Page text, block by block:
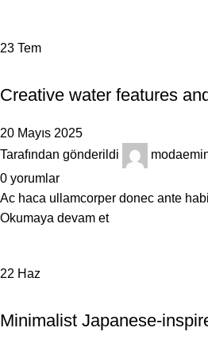
23 Tem
Creative water features
20 Mayıs 2025
Tarafından gönderildi
0 yorumlar
Ac haca ullamcorper donec ante
Okumaya devam et
22 Haz
Minimalist Japanese-